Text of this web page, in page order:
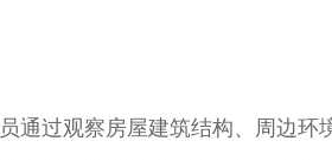
通过观察房屋建筑结构、周边